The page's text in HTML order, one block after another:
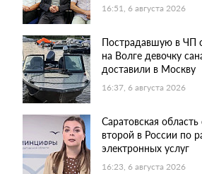
16:51, 6 августа 2026
Пострадавшую в ЧП
на Волге девочку
доставили в Москву
16:37, 6 августа 2026
Саратовская область
второй в России по
электронных услуг
16:23, 6 августа 2026